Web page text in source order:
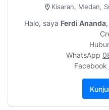
Kisaran, Medan,
Halo, saya Ferdi Ananda
WhatsApp
Facebook